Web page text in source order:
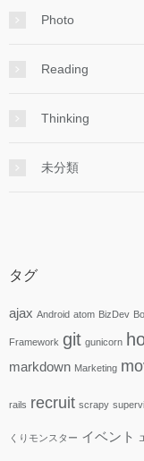
Photo
Reading
Thinking
未分類
タグ
ajax Android atom BizDev
Framework git gunicorn
markdown Marketing
rails recruit scrapy
くりモンスター イベント